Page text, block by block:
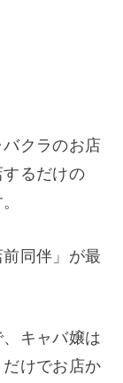
クラのお店
るだけの
同伴」が最
キャバ嬢は
けでお店か